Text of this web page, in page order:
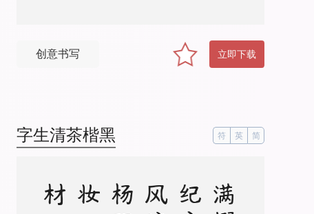
创意书写 立即下载
字生清茶楷黑 符 英 简